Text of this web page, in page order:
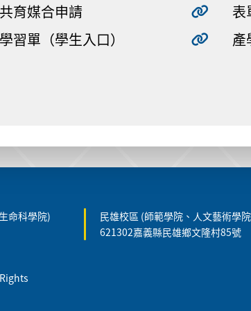
育媒合申請
習單（學生入口）
表
產
命科學院)
民雄校區 (師範學院、人文藝術學
621302嘉義縣民雄鄉文隆村85號